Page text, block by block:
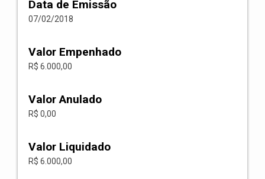
Data de Emissão
07/02/2018
Valor Empenhado
R$ 6.000,00
Valor Anulado
R$ 0,00
Valor Liquidado
R$ 6.000,00